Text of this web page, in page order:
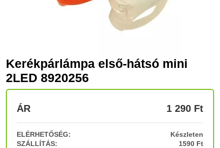
Kerékpárlámpa első-hátsó mini
2LED 8920256
ÁR 1 290 Ft
ELÉRHETŐSÉG:
Készleten
SZÁLLÍTÁS:
1590 Ft